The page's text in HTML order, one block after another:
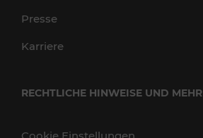
Presse
Karriere
RECHTLICHE HINWEISE UND MEHR